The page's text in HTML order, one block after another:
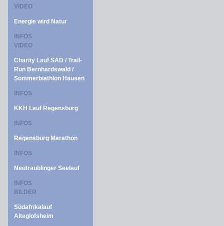
VIDEO
Energie wird Natur
INFOS
VIDEO
Charity Lauf SAD / Trail-
Run Bernhardswald /
Sommerbiathlon Hausen
INFOS
KKH Lauf Regensburg
INFOS
Regensburg Marathon
INFOS
Neutraublinger Seelauf
INFOS
BILDER
Südafrikalauf
Alteglofsheim